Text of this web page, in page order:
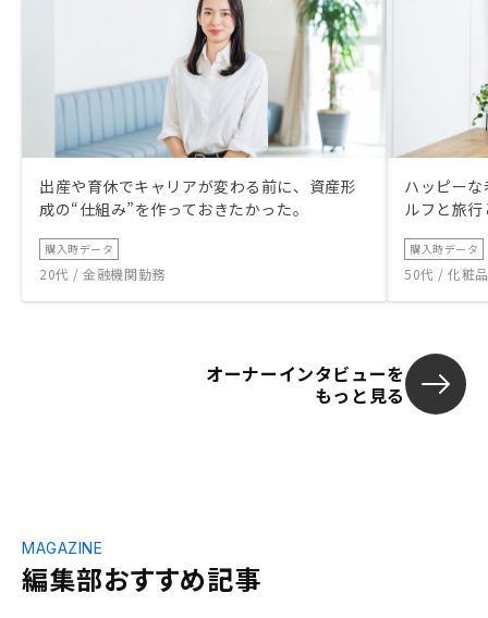
出産や育休でキャリアが変わる前に、資産形
成の“仕組み”を作っておきたかった。
購入時データ
20代 / 金融機関勤務
ハッピー
ルフと旅
購入時データ
50代 / 化粧
オーナーインタビューを
もっと見る
編集部おすすめ記事
MAGAZINE